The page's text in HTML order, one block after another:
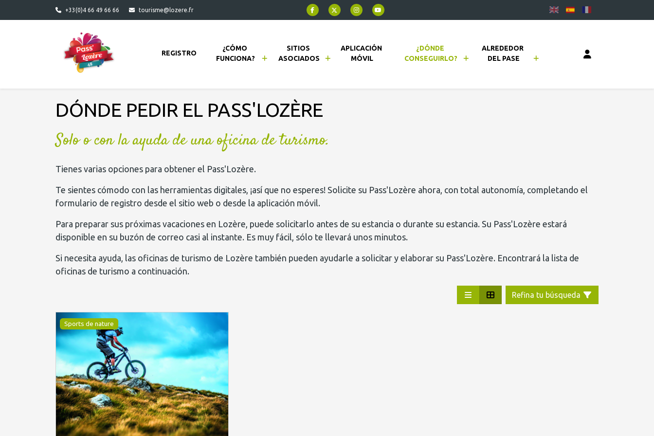
+33(0)4 66 49 66 66 tourisme@lozere.fr
REGISTRO
¿CÓMO
FUNCIONA?
SITIOS
ASOCIADOS
APLICACIÓN
MÓVIL
¿DÓNDE
CONSEGUIRLO?
ALREDEDOR
DEL PASE
DÓNDE PEDIR EL PASS'LOZÈRE
Solo o con la ayuda de una oficina de turismo.
Tienes varias opciones para obtener el Pass'Lozère.
Te sientes cómodo con las herramientas digitales, ¡así que no esperes! Solicite su Pass'Lozère ahora, con total autonomía, completando el
formulario de registro desde el sitio web o desde la aplicación móvil.
Para preparar sus próximas vacaciones en Lozère, puede solicitarlo antes de su estancia o durante su estancia. Su Pass'Lozère estará
disponible en su buzón de correo casi al instante. Es muy fácil, sólo te llevará unos minutos.
Si necesita ayuda, las oficinas de turismo de Lozère también pueden ayudarle a solicitar y elaborar su Pass'Lozère. Encontrará la lista de
oficinas de turismo a continuación.
Refina tu búsqueda
Sports de nature